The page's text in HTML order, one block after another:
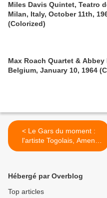
Miles Davis Quintet, Teatro
Milan, Italy, October 11th,
(Colorized)
Max Roach Quartet &
Belgium, January 10, 1964
< Le Gars du moment :
l'artiste Togolais, Amen
Viana ...Retrouvez le, ce
Hébergé par Overblog
Top articles